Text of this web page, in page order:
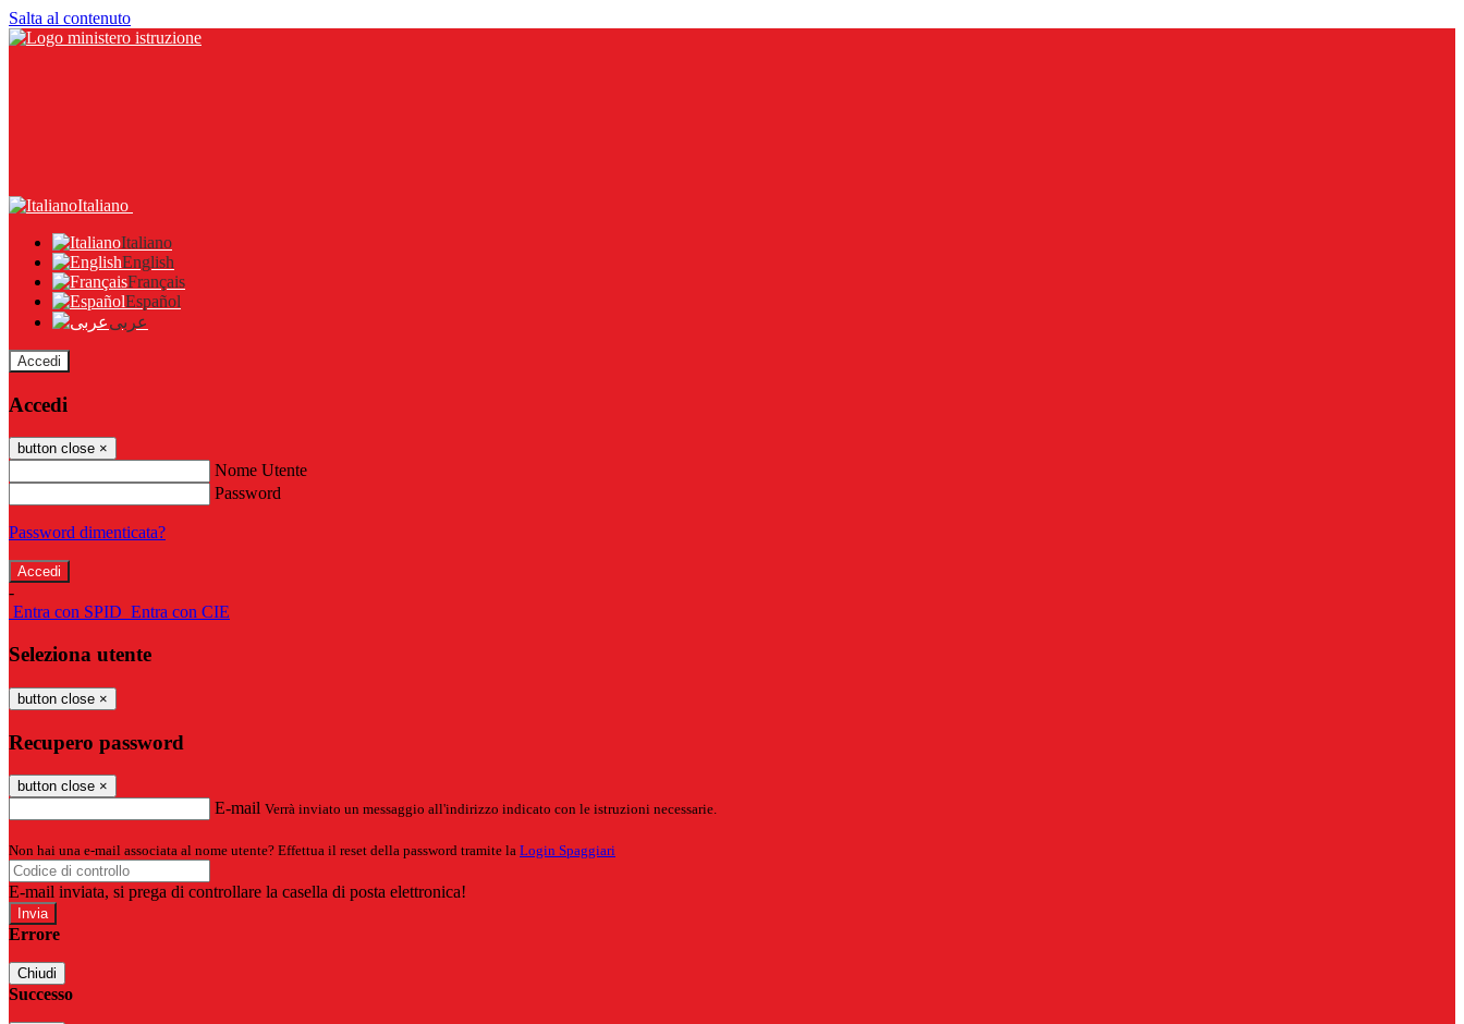
Salta al contenuto
Italiano
Italiano
English
Français
Español
عربى
Accedi
Accedi
button close ×
Nome Utente
Password
Password dimenticata?
-
Entra con SPID Entra con CIE
Seleziona utente
button close ×
Recupero password
button close ×
E-mail Verrà inviato un messaggio all'indirizzo indicato con le istruzioni necessarie.
Non hai una e-mail associata al nome utente? Effettua il reset della password tramite la Login Spaggiari
E-mail inviata, si prega di controllare la casella di posta elettronica!
Errore
Chiudi
Successo